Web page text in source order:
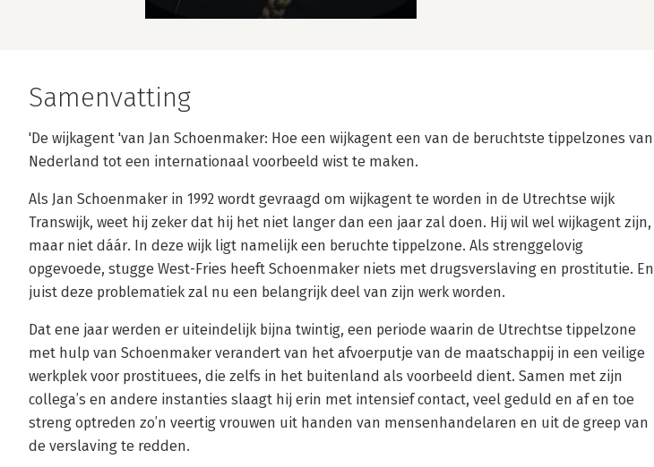
Samenvatting
'De wijkagent 'van Jan Schoenmaker: Hoe een wijkagent een van de beruchtste tippelzones van
Nederland tot een internationaal voorbeeld wist te maken.
Als Jan Schoenmaker in 1992 wordt gevraagd om wijkagent te worden in de Utrechtse wijk
Transwijk, weet hij zeker dat hij het niet langer dan een jaar zal doen. Hij wil wel wijkagent zijn,
maar niet dáár. In deze wijk ligt namelijk een beruchte tippelzone. Als strenggelovig
opgevoede, stugge West-Fries heeft Schoenmaker niets met drugsverslaving en prostitutie. En
juist deze problematiek zal nu een belangrijk deel van zijn werk worden.
Dat ene jaar werden er uiteindelijk bijna twintig, een periode waarin de Utrechtse tippelzone
met hulp van Schoenmaker verandert van het afvoerputje van de maatschappij in een veilige
werkplek voor prostituees, die zelfs in het buitenland als voorbeeld dient. Samen met zijn
collega’s en andere instanties slaagt hij erin met intensief contact, veel geduld en af en toe
streng optreden zo’n veertig vrouwen uit handen van mensenhandelaren en uit de greep van
de verslaving te redden.